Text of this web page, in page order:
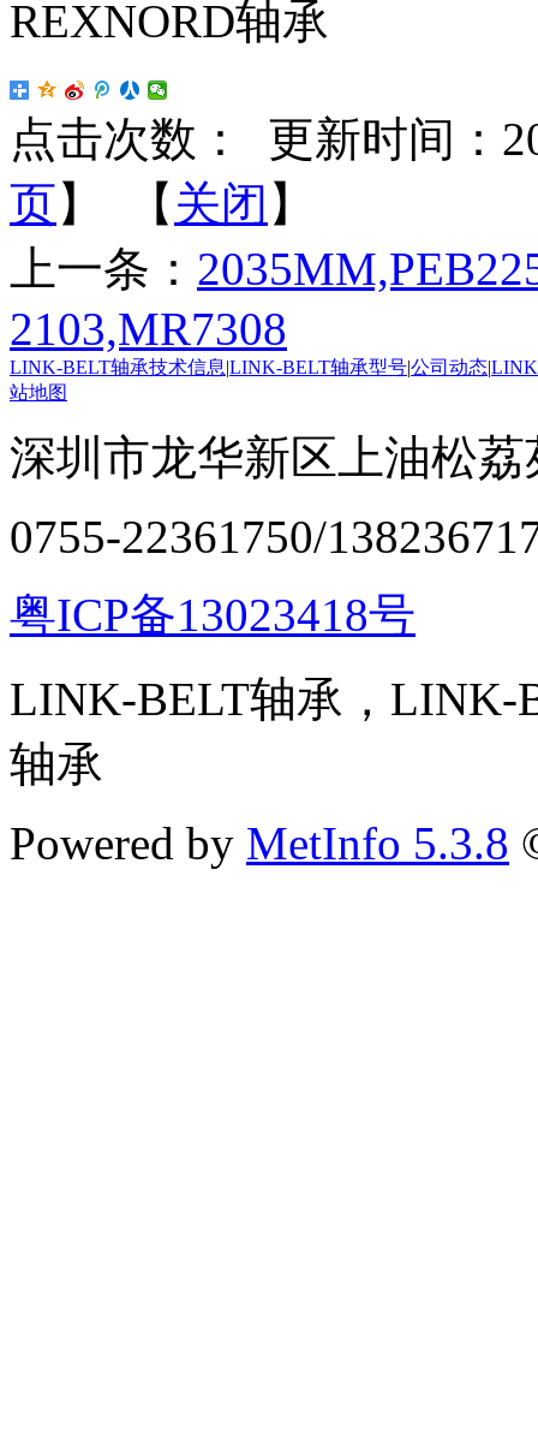
REXNORD轴承
点击次数：
更新时间：
页】 【 关闭 】
上一条：
2103,MR7308
LINK-BELT轴承技术信息|LINK-BELT轴承型号|公司动态|
站地图
深圳市龙华新区上油松
0755-22361750/
粤ICP备13023418号
LINK-BELT轴承，LINK-
轴承
Powered by MetInfo 5.3.8